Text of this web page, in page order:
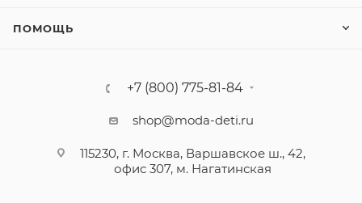
ПОМОЩЬ
+7 (800) 775-81-84
shop@moda-deti.ru
115230, г. Москва, Варшавское ш., 42,
офис 307, м. Нагатинская